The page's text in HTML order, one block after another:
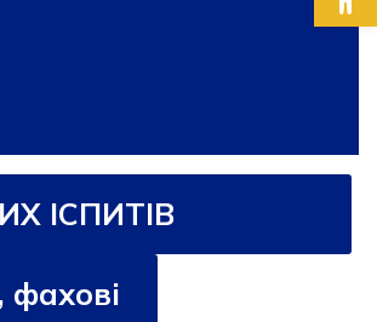
ІСПИТІВ
фахові